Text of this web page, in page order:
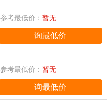
参考最低价： 暂无
询最低价
参考最低价： 暂无
询最低价